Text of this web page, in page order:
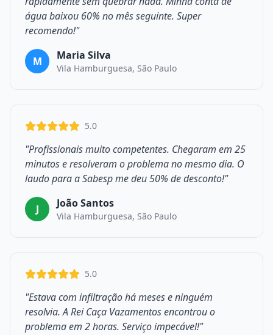
água baixou 60% no mês seguinte. Super
recomendo!"
M Maria Silva
Vila Hamburguesa, São Paulo
5.0
"Profissionais muito competentes. Chegaram em 25
minutos e resolveram o problema no mesmo dia. O
laudo para a Sabesp me deu 50% de desconto!"
J João Santos
Vila Hamburguesa, São Paulo
5.0
"Estava com infiltração há meses e ninguém
resolvia. A Rei Caça Vazamentos encontrou o
problema em 2 horas. Serviço impecável!"